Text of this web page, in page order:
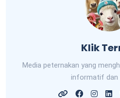
Klik
Media peternakan yang
informatif dan